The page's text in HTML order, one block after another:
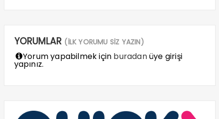
YORUMLAR (İLK YORUMU SİZ YAZIN)
Yorum yapabilmek için buradanüye girişi
yapınız.